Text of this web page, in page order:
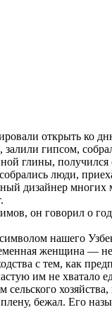
открыть ко
залили гипсом,
глины,
люди,
многих
он говорил о
нашего
женщина —
с тем, как
им не хватало
бежал. Его